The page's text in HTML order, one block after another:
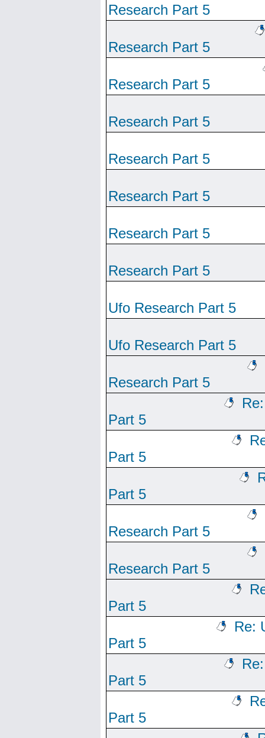
Research Part 5
Research Part 5
Research Part 5
Research Part 5
Research Part 5
Research Part 5
Research Part 5
Research Part 5
Ufo Research Part 5
Ufo Research Part 5
Research Part 5
Part 5
Part 5
Part 5
Research Part 5
Research Part 5
Part 5
Re:
Part 5
Part 5
Part 5